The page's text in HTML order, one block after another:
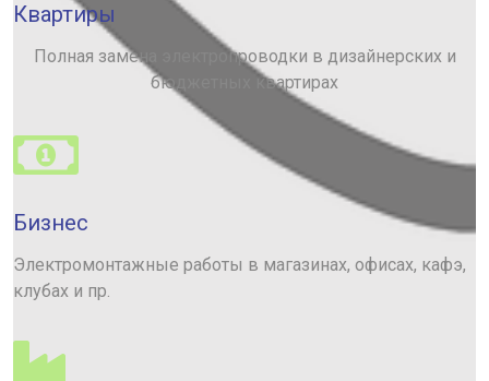
Квартиры
Полная замена электропроводки в дизайнерских и
бюджетных квартирах
Бизнес
Электромонтажные работы в магазинах, офисах, кафэ,
клубах и пр.